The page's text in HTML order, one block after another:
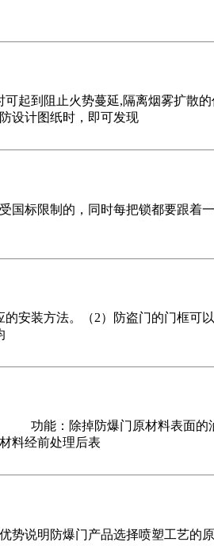
起到阻止火势蔓延,隔离烟雾扩
设计图纸时，即可发现
标限制的，同时每把锁都要跟着
的安装方法。（2）防盗门的门框
：除掉防爆门原材料表面的油
经前处理后表
势说明防爆门产品选择喷塑工艺